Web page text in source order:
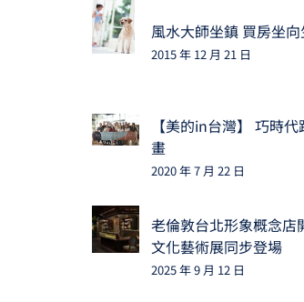
風水大師坐鎮 買房坐
2015 年 12 月 21 日
【美的in台灣】 巧時
畫
2020 年 7 月 22 日
老倫敦台北形象概念店
文化藝術展同步登場
2025 年 9 月 12 日